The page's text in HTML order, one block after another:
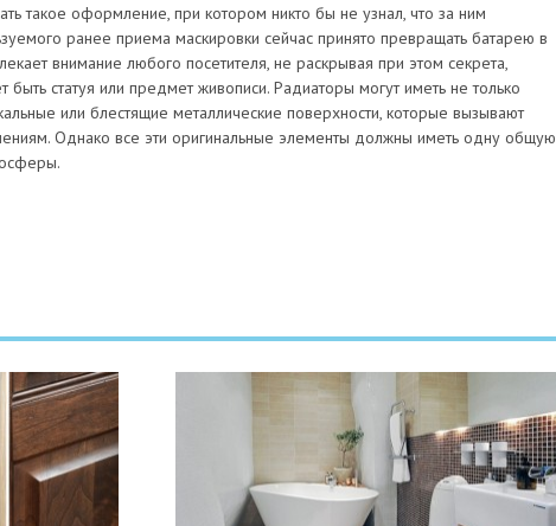
такое оформление, при котором никто бы не узнал, что за ним
ранее приема маскировки сейчас принято превращать батарею в
внимание любого посетителя, не раскрывая при этом секрета,
быть статуя или предмет живописи. Радиаторы могут иметь не только
или блестящие металлические поверхности, которые вызывают
Однако все эти оригинальные элементы должны иметь одну общую